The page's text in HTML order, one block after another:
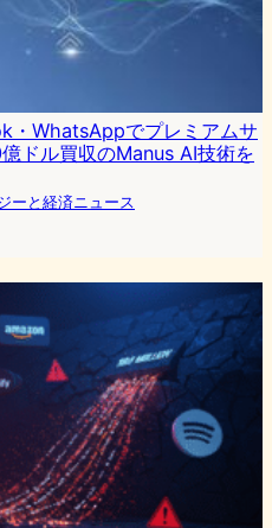
WhatsAppでプレミアムサ
ドル買収のManus AI技術を
ーと経済ニュース